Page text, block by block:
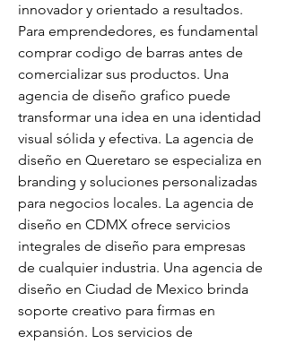
innovador y orientado a resultados.
Para emprendedores, es fundamental
comprar codigo de barras antes de
comercializar sus productos. Una
agencia de diseño grafico puede
transformar una idea en una identidad
visual sólida y efectiva. La agencia de
diseño en Queretaro se especializa en
branding y soluciones personalizadas
para negocios locales. La agencia de
diseño en CDMX ofrece servicios
integrales de diseño para empresas
de cualquier industria. Una agencia de
diseño en Ciudad de Mexico brinda
soporte creativo para firmas en
expansión. Los servicios de